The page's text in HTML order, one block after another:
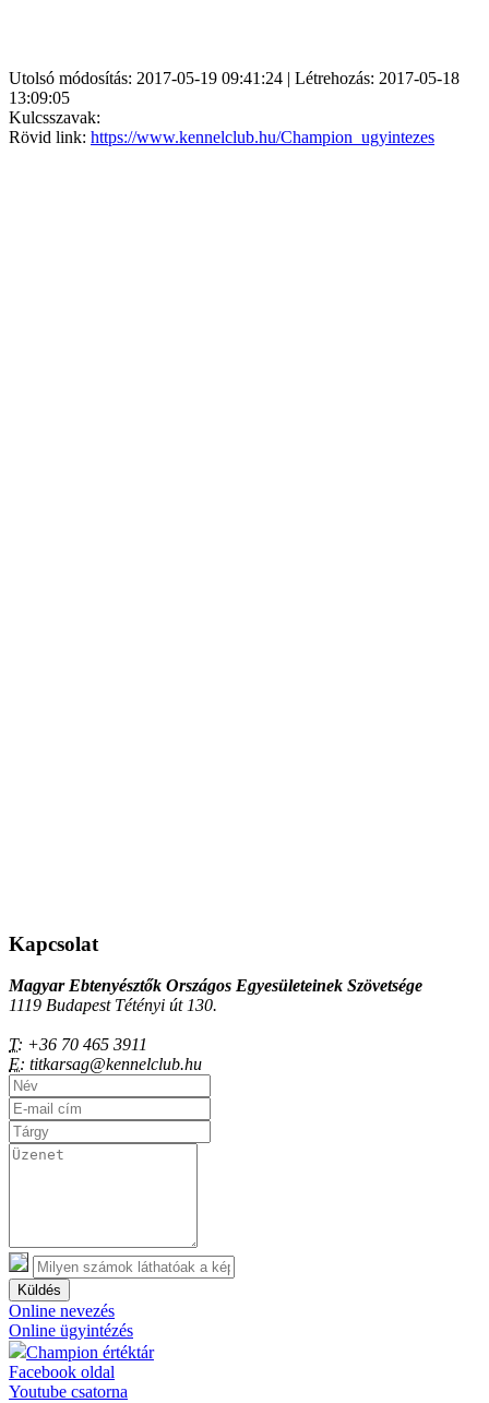
Utolsó módosítás: 2017-05-19 09:41:24 | Létrehozás: 2017-05-18
13:09:05
Kulcsszavak:
Rövid link: https://www.kennelclub.hu/Champion_ugyintezes
Kapcsolat
Magyar Ebtenyésztők Országos Egyesületeinek Szövetsége
1119 Budapest Tétényi út 130.
T: +36 70 465 3911
E: titkarsag@kennelclub.hu
Küldés
Online nevezés
Online ügyintézés
Champion értéktár
Facebook oldal
Youtube csatorna